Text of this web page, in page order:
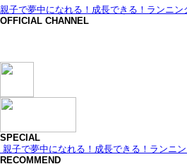
親子で夢中になれる！成長できる！ランニン
OFFICIAL CHANNEL
SPECIAL
親子で夢中になれる！成長できる！ランニ
RECOMMEND